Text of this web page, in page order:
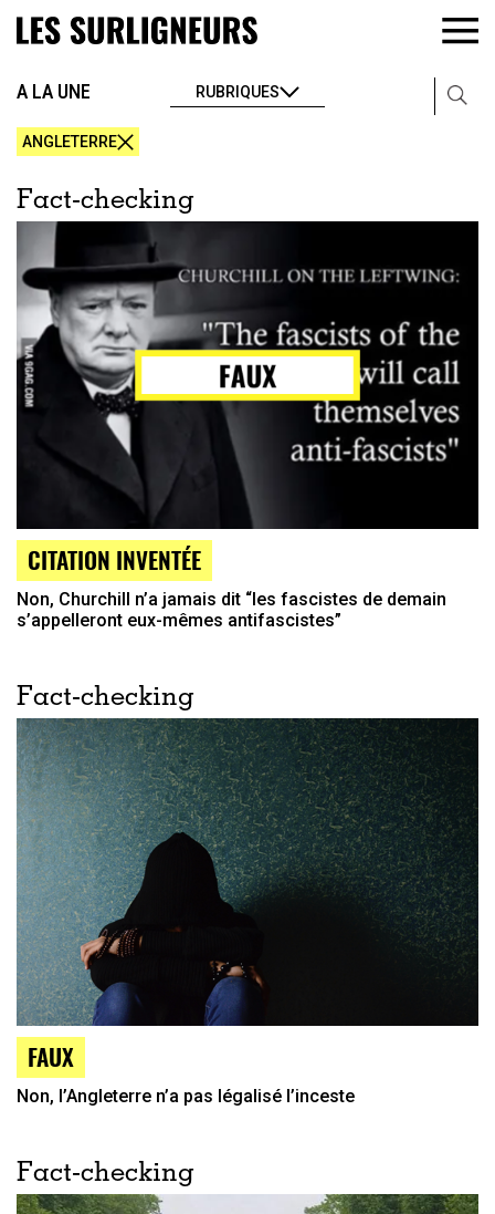
A LA UNE RUBRIQUES
ANGLETERRE
Fact-checking
CITATION INVENTÉE
Non, Churchill n’a jamais dit “les fascistes de demain
s’appelleront eux-mêmes antifascistes”
Fact-checking
FAUX
Non, l’Angleterre n’a pas légalisé l’inceste
Fact-checking